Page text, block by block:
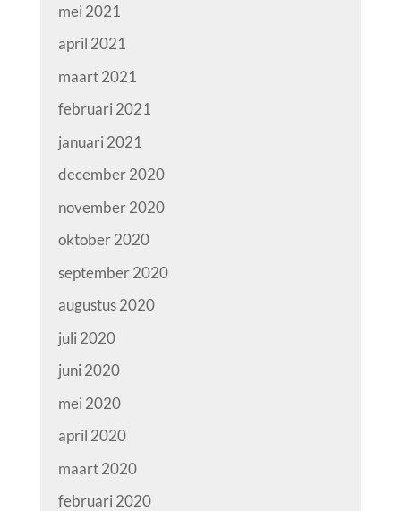
mei 2021
april 2021
maart 2021
februari 2021
januari 2021
december 2020
november 2020
oktober 2020
september 2020
augustus 2020
juli 2020
juni 2020
mei 2020
april 2020
maart 2020
februari 2020